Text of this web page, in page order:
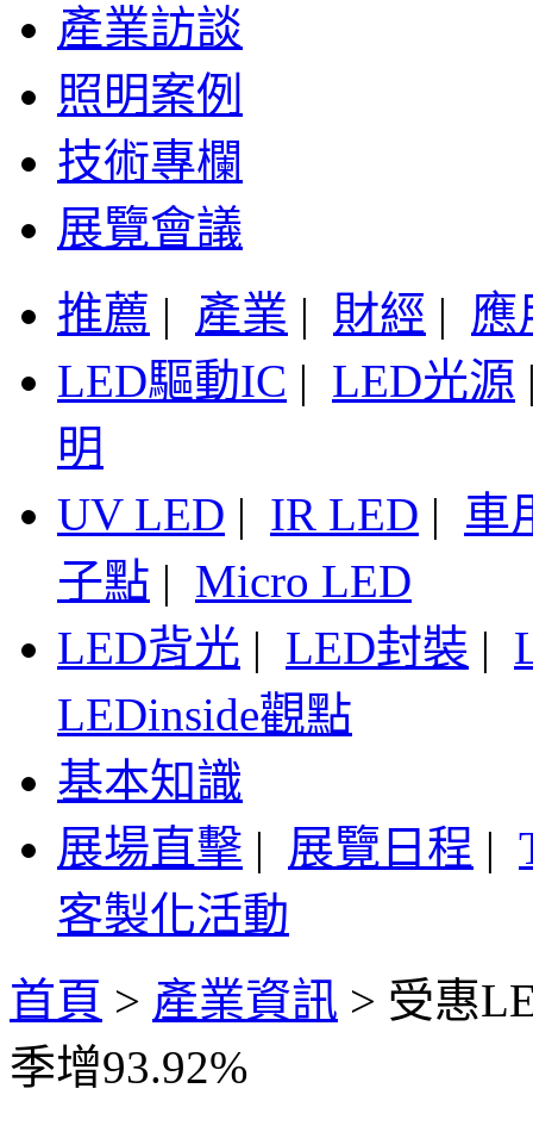
產業訪談
照明案例
技術專欄
展覽會議
推薦 | 產業 | 財經 | 應
LED驅動IC | LED光源
明
UV LED | IR LED | 車
子點 | Micro LED
LED背光 | LED封裝 |
LEDinside觀點
基本知識
展場直擊 | 展覽日程 |
客製化活動
首頁 > 產業資訊 > 受惠
季增93.92%